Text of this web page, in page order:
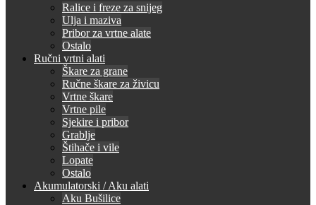
Ralice i freze za snijeg
Ulja i maziva
Pribor za vrtne alate
Ostalo
Ručni vrtni alati
Škare za grane
Ručne škare za živicu
Vrtne škare
Vrtne pile
Sjekire i pribor
Grablje
Štihače i vile
Lopate
Ostalo
Akumulatorski / Aku alati
Aku Bušilice